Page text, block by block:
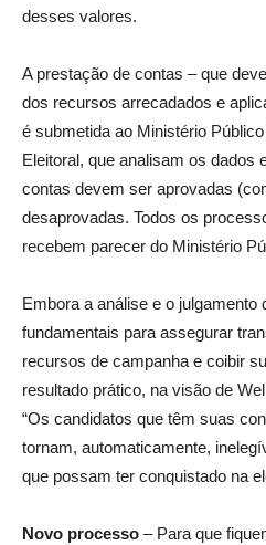
desses valores.
A prestação de contas – que
dos recursos arrecadados e
é submetida ao Ministério
Eleitoral, que analisam os dados
contas devem ser aprovadas
desaprovadas. Todos os
recebem parecer do Ministério
Embora a análise e o
fundamentais para assegurar
recursos de campanha e coibir
resultado prático, na visão de
“Os candidatos que têm suas
tornam, automaticamente,
que possam ter conquistado na
Novo processo – Para que